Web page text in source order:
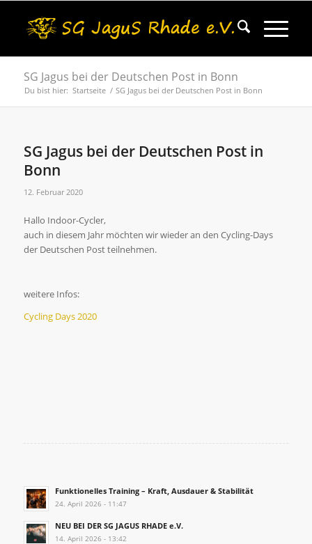
SG Jagus bei der Deutschen Post in Bonn
Du bist hier: Startseite / SG Jagus bei der Deutschen Post in Bonn
SG Jagus bei der Deutschen Post in
Bonn
12. Februar 2020
Hallo Indoor-Cycler,
auch in diesem Jahr möchten wir wieder an den Cycling-Days
der Deutschen Post teilnehmen.
weitere Infos:
Cycling Days 2020
Funktionelles Training – Kraft, Ausdauer & Stabilität
24. April 2026 - 11:47
NEU BEI DER SG JAGUS RHADE e.V.
14. April 2026 - 13:42